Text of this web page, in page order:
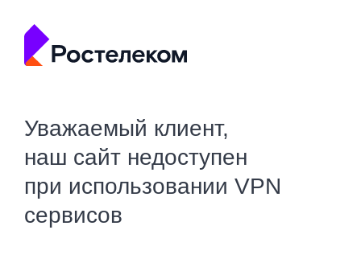
Уважаемый клиент,
наш сайт недоступен
при использовании VPN
сервисов